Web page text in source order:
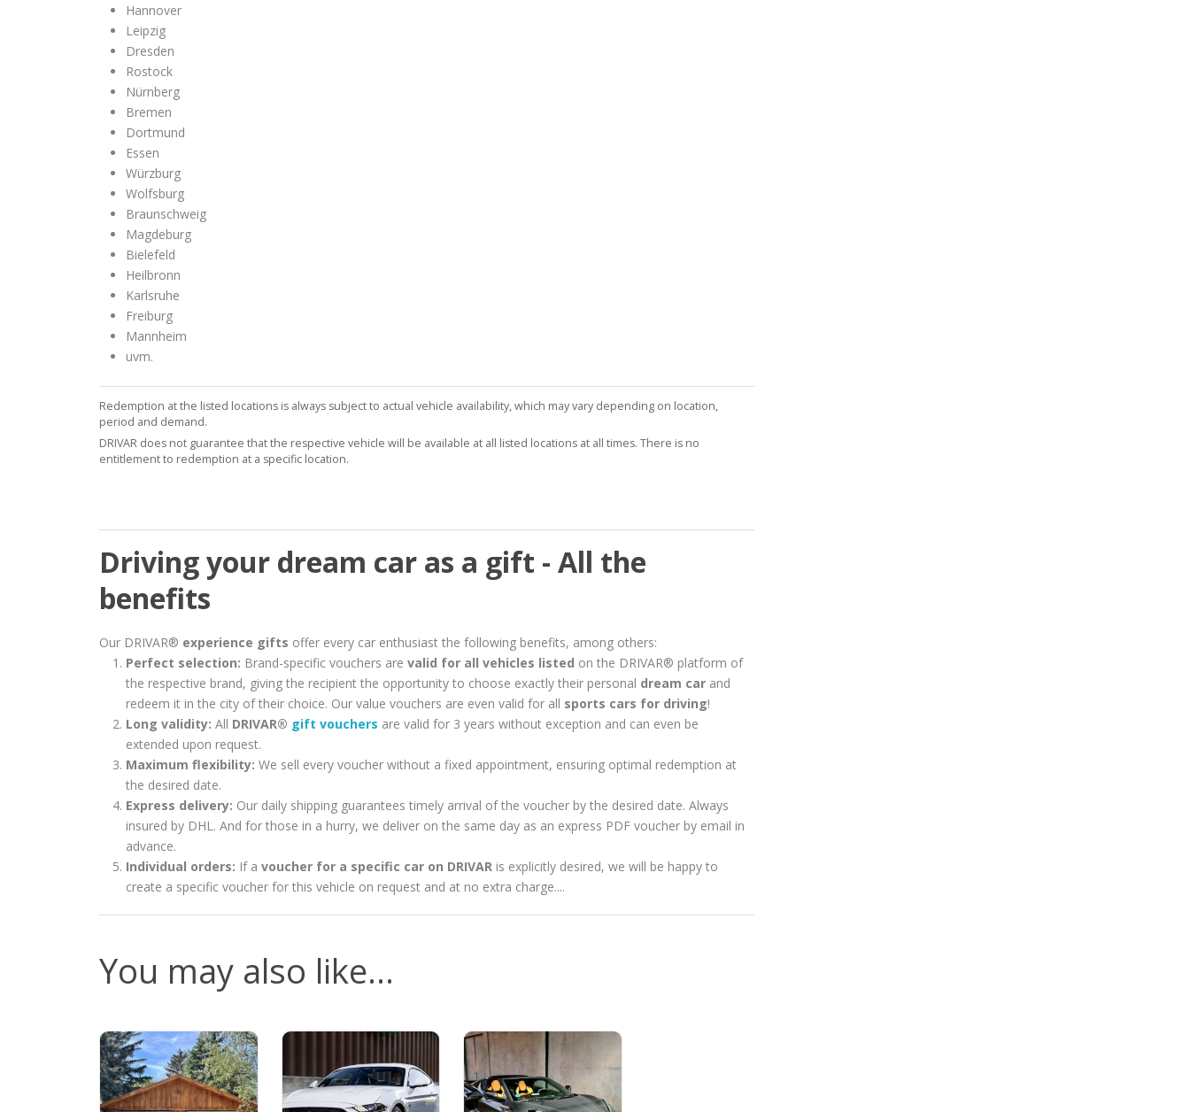
Hannover
Leipzig
Dresden
Rostock
Nürnberg
Bremen
Dortmund
Essen
Würzburg
Wolfsburg
Braunschweig
Magdeburg
Bielefeld
Heilbronn
Karlsruhe
Freiburg
Mannheim
uvm.
Redemption at the listed locations is always subject to actual vehicle availability, which may vary depending on location,
period and demand.
DRIVAR does not guarantee that the respective vehicle will be available at all listed locations at all times. There is no
entitlement to redemption at a specific location.
Driving your dream car as a gift - All the
benefits
Our DRIVAR® experience gifts offer every car enthusiast the following benefits, among others:
Perfect selection: Brand-specific vouchers are valid for all vehicles listed on the DRIVAR® platform of
the respective brand, giving the recipient the opportunity to choose exactly their personal dream car and
redeem it in the city of their choice. Our value vouchers are even valid for all sports cars for driving!
Long validity: All DRIVAR® gift vouchers are valid for 3 years without exception and can even be
extended upon request.
Maximum flexibility: We sell every voucher without a fixed appointment, ensuring optimal redemption at
the desired date.
Express delivery: Our daily shipping guarantees timely arrival of the voucher by the desired date. Always
insured by DHL. And for those in a hurry, we deliver on the same day as an express PDF voucher by email in
advance.
Individual orders: If a voucher for a specific car on DRIVAR is explicitly desired, we will be happy to
create a specific voucher for this vehicle on request and at no extra charge....
You may also like…